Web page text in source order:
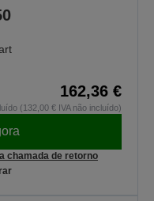
162,36 €
(132,00 € IVA não incluído)
chamada de retorno